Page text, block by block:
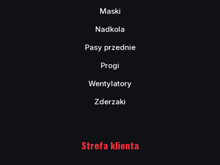
Maski
Nadkola
Pasy przednie
Progi
Wentylatory
Zderzaki
Strefa klienta